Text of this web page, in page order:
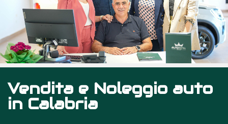
Vendita e Noleggio auto
in Calabria